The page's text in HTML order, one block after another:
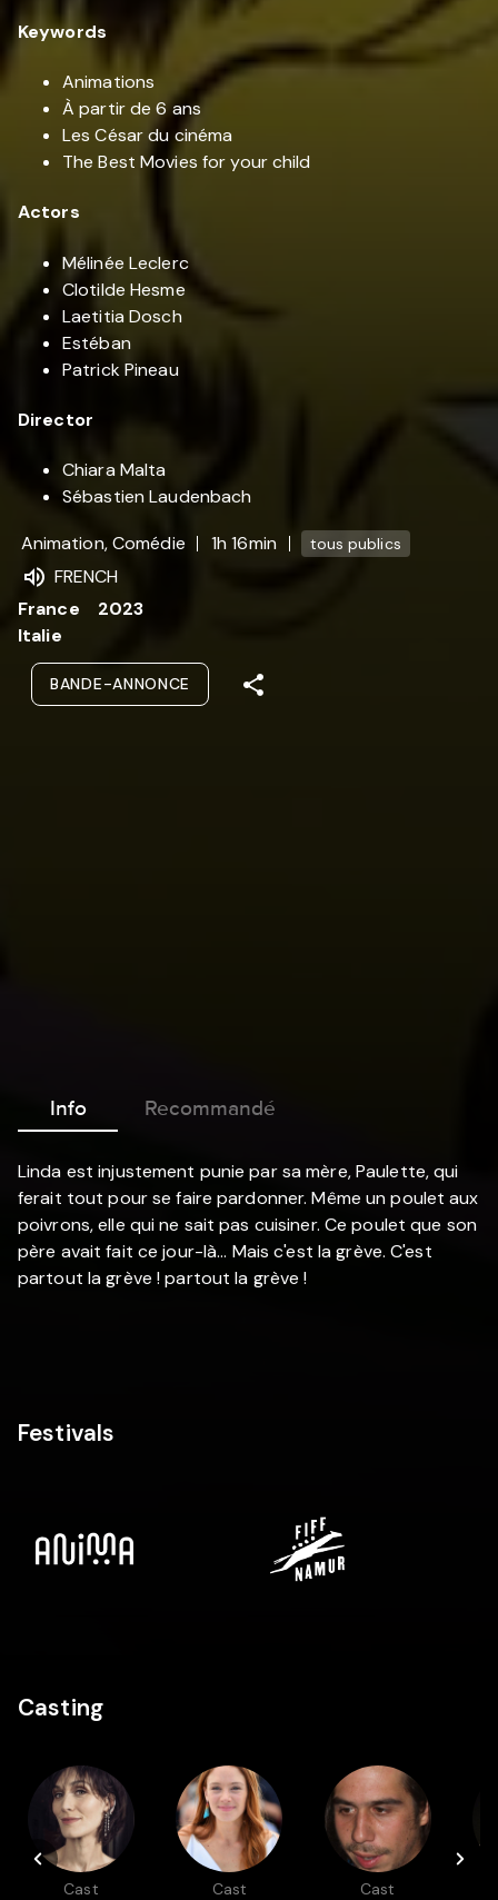
Keywords
Animations
À partir de 6 ans
Les César du cinéma
The Best Movies for your child
Actors
Mélinée Leclerc
Clotilde Hesme
Laetitia Dosch
Estéban
Patrick Pineau
Director
Chiara Malta
Sébastien Laudenbach
Animation, Comédie
1h 16min tous publics
FRENCH
France
Italie
2023
BANDE-ANNONCE
Info Recommandé
Linda est injustement punie par sa mère, Paulette, qui
ferait tout pour se faire pardonner. Même un poulet aux
poivrons, elle qui ne sait pas cuisiner. Ce poulet que son
père avait fait ce jour-là... Mais c'est la grève. C'est
partout la grève ! partout la grève !
Festivals
Casting
Cast Cast Cast